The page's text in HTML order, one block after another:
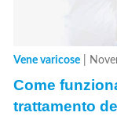
Vene varicose
Come
trattamento